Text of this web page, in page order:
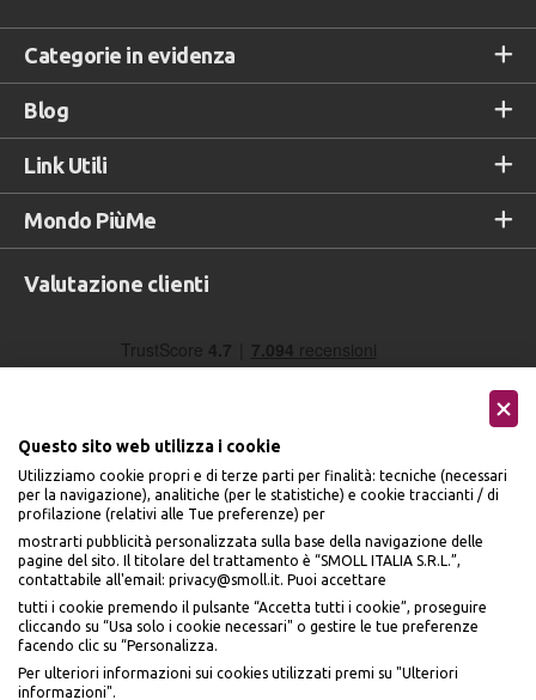
Categorie in evidenza
Blog
Link Utili
Mondo PiùMe
Valutazione clienti
Accettiamo
Seguici sui social
Questo sito web utilizza i cookie
Utilizziamo cookie propri e di terze parti per finalità: tecniche (necessari
per la navigazione), analitiche (per le statistiche) e cookie traccianti / di
profilazione (relativi alle Tue preferenze) per
mostrarti pubblicità personalizzata sulla base della navigazione delle
pagine del sito. Il titolare del trattamento è “SMOLL ITALIA S.R.L.”,
contattabile all'email: privacy@smoll.it. Puoi accettare
tutti i cookie premendo il pulsante “Accetta tutti i cookie”, proseguire
cliccando su “Usa solo i cookie necessari" o gestire le tue preferenze
facendo clic su “Personalizza.
Per ulteriori informazioni sui cookies utilizzati premi su "Ulteriori
informazioni".
BENVENUTO DA
PIÙME